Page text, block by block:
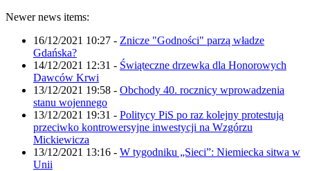
Newer news items:
16/12/2021 10:27 - Znicze "Godności" parzą władze
Gdańska?
14/12/2021 12:31 - Świąteczne drzewka dla Honorowych
Dawców Krwi
13/12/2021 19:58 - Obchody 40. rocznicy wprowadzenia
stanu wojennego
13/12/2021 19:31 - Politycy PiS po raz kolejny protestują
przeciwko kontrowersyjne inwestycji na Wzgórzu
Mickiewicza
13/12/2021 13:16 - W tygodniku „Sieci”: Niemiecka sitwa w
Unii